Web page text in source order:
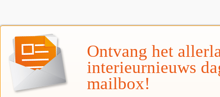
Ontvang het
interieurnieuws
mailbox!